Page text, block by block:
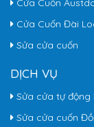
Cửa Cuốn
Cửa Cuốn Đài
Sửa cửa cuốn
DỊCH VỤ
Sửa cửa tự động
Sửa cửa cuốn